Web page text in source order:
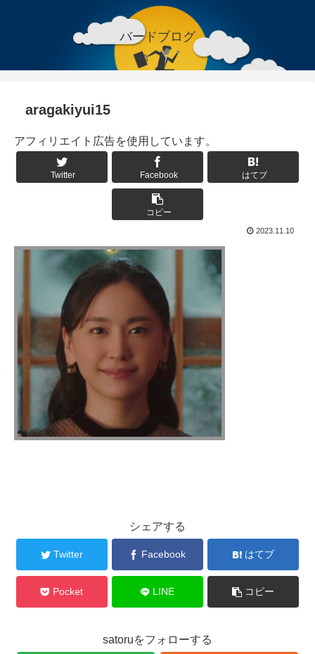
バードブログ
aragakiyui15
アフィリエイト広告を使用しています。
Twitter Facebook はてブ
コピー
2023.11.10
シェアする
Twitter Facebook はてブ
Pocket LINE コピー
satoruをフォローする